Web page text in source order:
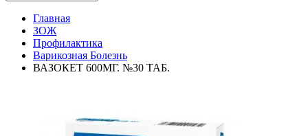
Главная
ЗОЖ
Профилактика
Варикозная Болезнь
ВАЗОКЕТ 600МГ. №30 ТАБ.